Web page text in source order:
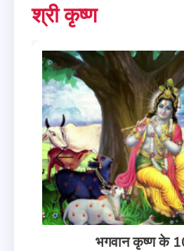
श्री कृष्ण
भगवान कृष्ण के 108 नाम